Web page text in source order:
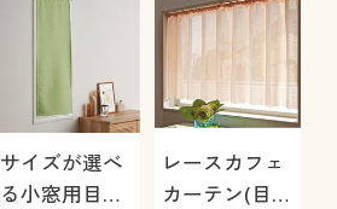
サイズが選べ
る小窓用目隠
レースカフェ
カーテン(目隠